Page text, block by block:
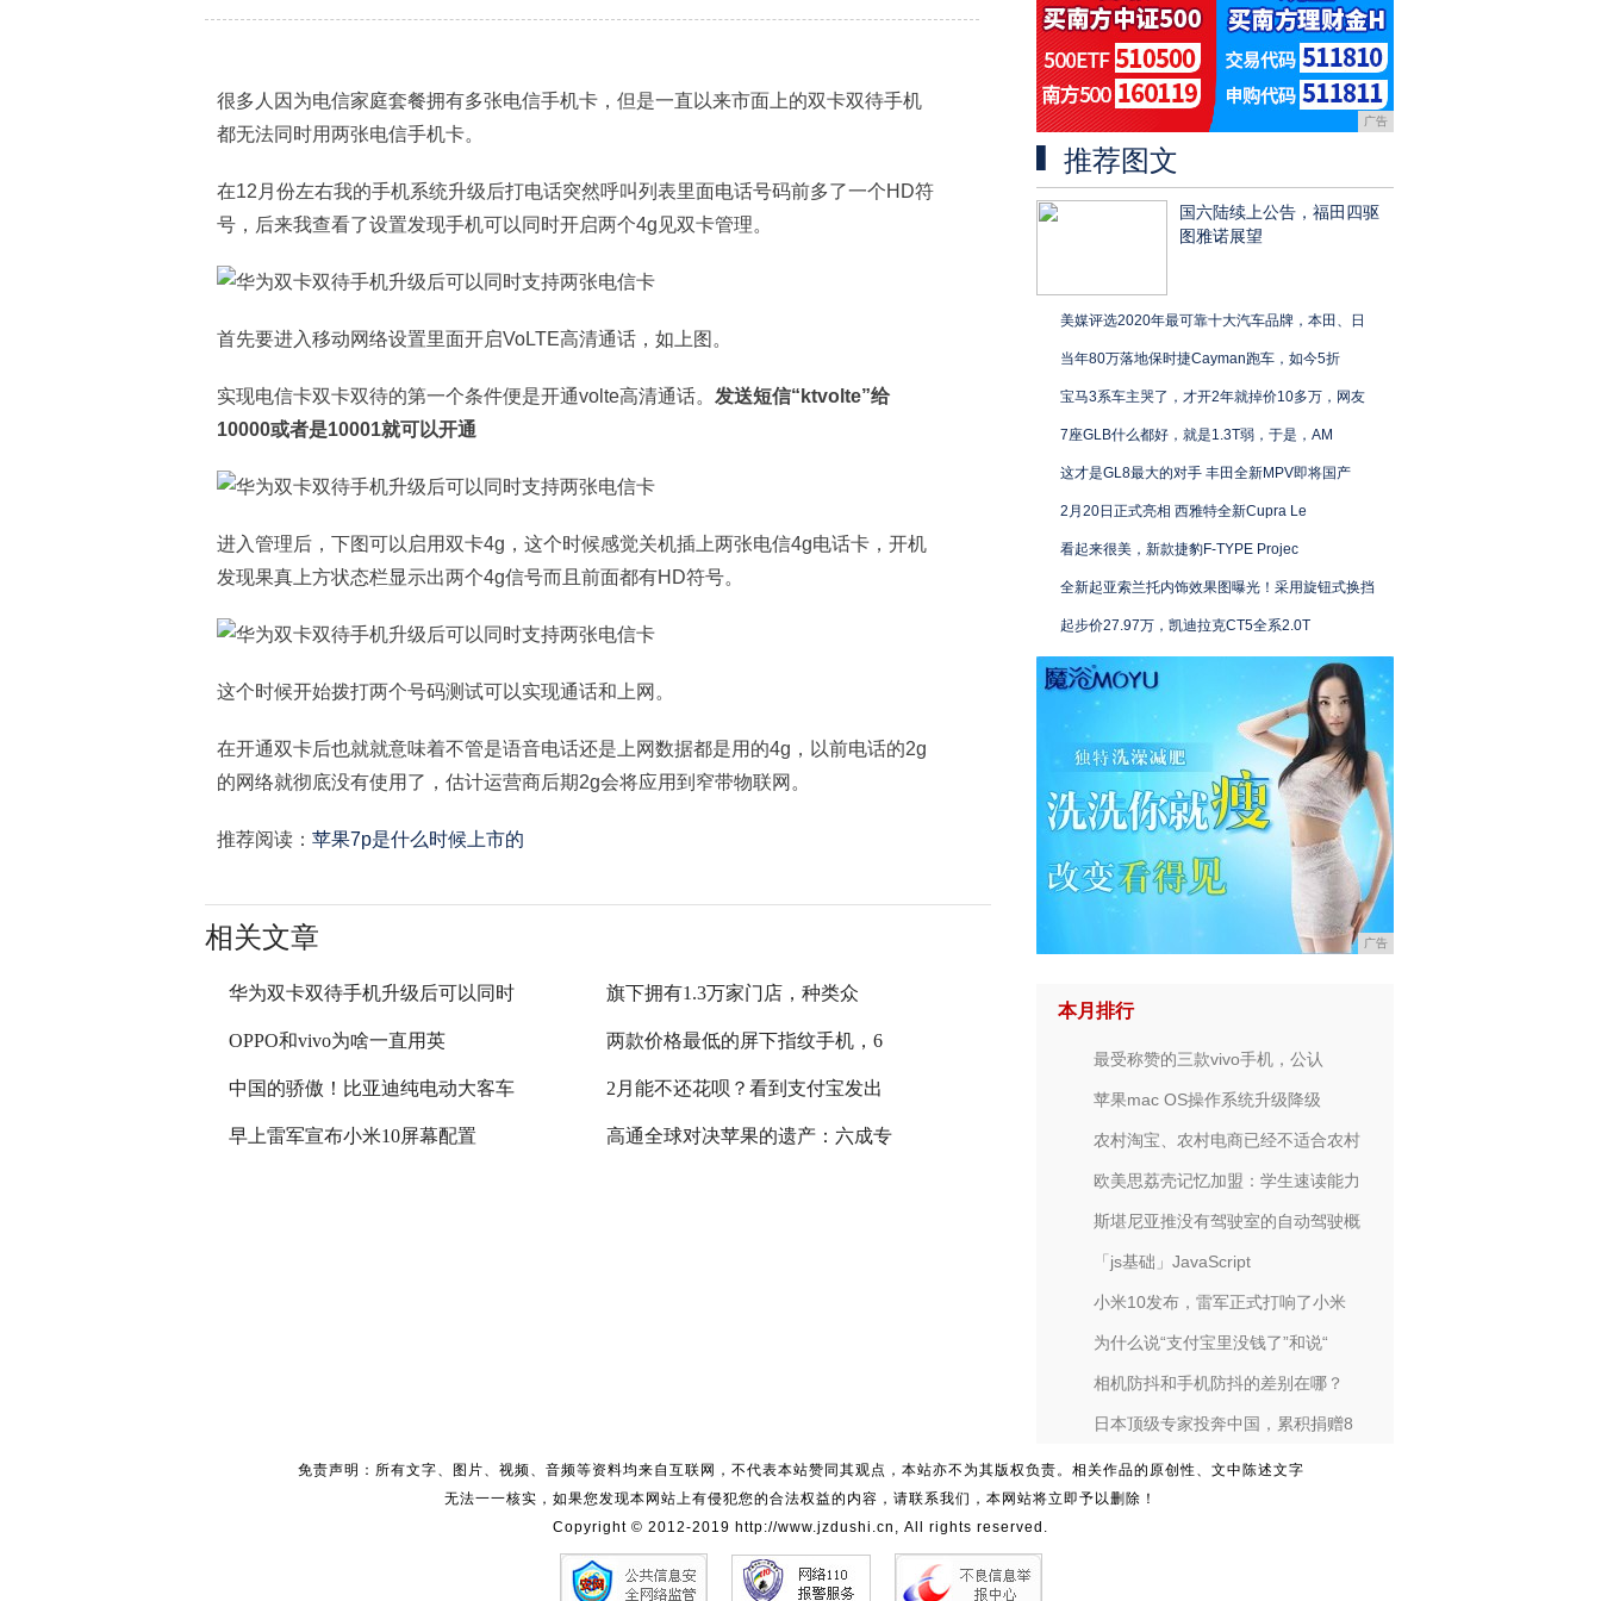
很多人因为电信家庭套餐拥有多张电信手机卡，但是一直以来市面上的双卡双待手机
都无法同时用两张电信手机卡。
在12月份左右我的手机系统升级后打电话突然呼叫列表里面电话号码前多了一个HD符
号，后来我查看了设置发现手机可以同时开启两个4g见双卡管理。
首先要进入移动网络设置里面开启VoLTE高清通话，如上图。
实现电信卡双卡双待的第一个条件便是开通volte高清通话。 发送短信“ktvolte”给
10000或者是10001就可以开通
进入管理后，下图可以启用双卡4g，这个时候感觉关机插上两张电信4g电话卡，开机
发现果真上方状态栏显示出两个4g信号而且前面都有HD符号。
这个时候开始拨打两个号码测试可以实现通话和上网。
在开通双卡后也就就意味着不管是语音电话还是上网数据都是用的4g，以前电话的2g
的网络就彻底没有使用了，估计运营商后期2g会将应用到窄带物联网。
推荐阅读： 苹果7p是什么时候上市的
相关文章
华为双卡双待手机升级后可以同时 旗下拥有1.3万家门店，种类众
OPPO和vivo为啥一直用英 两款价格最低的屏下指纹手机，6
中国的骄傲！比亚迪纯电动大客车 2月能不还花呗？看到支付宝发出
早上雷军宣布小米10屏幕配置 高通全球对决苹果的遗产：六成专
广告
推荐图文
国六陆续上公告，福田四驱
图雅诺展望
美媒评选2020年最可靠十大汽车品牌，本田、日
当年80万落地保时捷Cayman跑车，如今5折
宝马3系车主哭了，才开2年就掉价10多万，网友
7座GLB什么都好，就是1.3T弱，于是，AM
这才是GL8最大的对手 丰田全新MPV即将国产
2月20日正式亮相 西雅特全新Cupra Le
看起来很美，新款捷豹F-TYPE Projec
全新起亚索兰托内饰效果图曝光！采用旋钮式换挡
起步价27.97万，凯迪拉克CT5全系2.0T
广告
本月排行
最受称赞的三款vivo手机，公认
苹果mac OS操作系统升级降级
农村淘宝、农村电商已经不适合农村
欧美思荔壳记忆加盟：学生速读能力
斯堪尼亚推没有驾驶室的自动驾驶概
「js基础」JavaScript
小米10发布，雷军正式打响了小米
为什么说“支付宝里没钱了”和说“
相机防抖和手机防抖的差别在哪？
日本顶级专家投奔中国，累积捐赠8
免责声明：所有文字、图片、视频、音频等资料均来自互联网，不代表本站赞同其观点，本站亦不为其版权负责。相关作品的原创性、文中陈述文字
无法一一核实，如果您发现本网站上有侵犯您的合法权益的内容，请联系我们，本网站将立即予以删除！
Copyright © 2012-2019 http://www.jzdushi.cn, All rights reserved.